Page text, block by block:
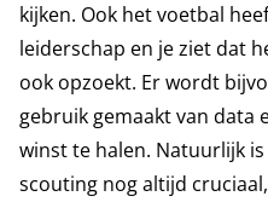
kijken. Ook het voetbal
leiderschap en je ziet dat
ook opzoekt. Er wordt
gebruik gemaakt van data
winst te halen. Natuurlijk
scouting nog altijd